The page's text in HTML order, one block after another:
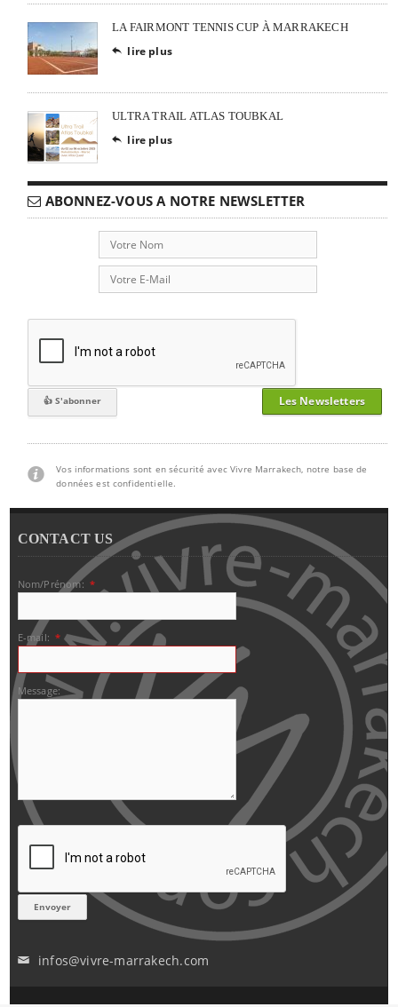
LA FAIRMONT TENNIS CUP À MARRAKECH
 lire plus
ULTRA TRAIL ATLAS TOUBKAL
 lire plus
ABONNEZ-VOUS A NOTRE NEWSLETTER
Les Newsletters
Vos informations sont en sécurité avec Vivre Marrakech, notre base de
données est confidentielle.
CONTACT US
Nom/Prénom: *
E-mail: *
Message:
✉ infos@vivre-marrakech.com